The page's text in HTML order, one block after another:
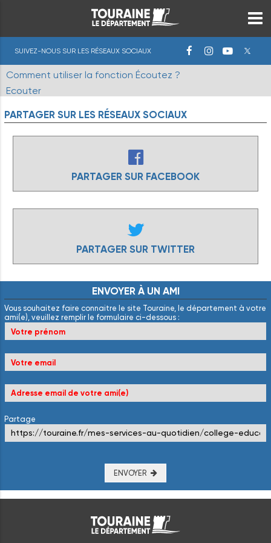
SUIVEZ-NOUS SUR LES RÉSEAUX SOCIAUX
Comment utiliser la fonction Écoutez ?
Ecouter
PARTAGER SUR LES RÉSEAUX SOCIAUX
PARTAGER SUR FACEBOOK
PARTAGER SUR TWITTER
ENVOYER À UN AMI
Vous souhaitez faire connaitre le site Touraine, le département à votre
ami(e), veuillez remplir le formulaire ci-dessous :
Partage
ENVOYER